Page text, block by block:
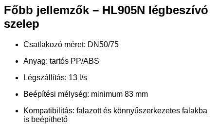
Főbb jellemzők – HL905N légbeszívó
szelep
Csatlakozó méret: DN50/75
Anyag: tartós PP/ABS
Légszállítás: 13 l/s
Beépítési mélység: minimum 83 mm
Kompatibilitás: falazott és könnyűszerkezetes falakba
is beépíthető